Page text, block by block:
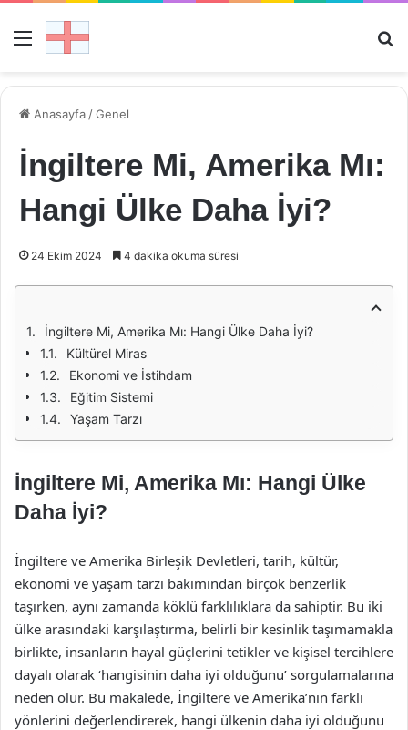
Menü
Anasayfa /Genel
İngiltere Mi, Amerika Mı:
Hangi Ülke Daha İyi?
24 Ekim 2024 4 dakika okuma süresi
İngiltere Mi, Amerika Mı: Hangi Ülke Daha İyi?
Kültürel Miras
Ekonomi ve İstihdam
Eğitim Sistemi
Yaşam Tarzı
İngiltere Mi, Amerika Mı: Hangi Ülke
Daha İyi?
İngiltere ve Amerika Birleşik Devletleri, tarih, kültür,
ekonomi ve yaşam tarzı bakımından birçok benzerlik
taşırken, aynı zamanda köklü farklılıklara da sahiptir. Bu iki
ülke arasındaki karşılaştırma, belirli bir kesinlik taşımamakla
birlikte, insanların hayal güçlerini tetikler ve kişisel tercihlere
dayalı olarak ‘hangisinin daha iyi olduğunu’ sorgulamalarına
neden olur. Bu makalede, İngiltere ve Amerika’nın farklı
yönlerini değerlendirerek, hangi ülkenin daha iyi olduğunu